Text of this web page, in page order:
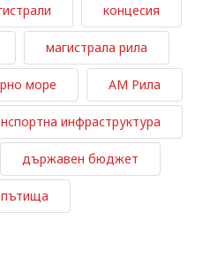
концесия
магистрала рила
море АМ Рила
инфраструктура
държавен бюджет
пътища